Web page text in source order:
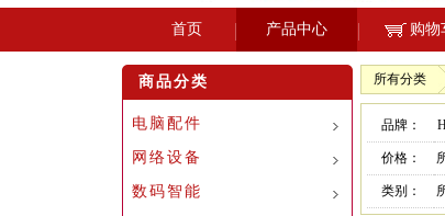
首页 产品中心 购物
商品分类
电脑配件
网络设备
数码智能
所有分类
品牌：
价格：
类别：